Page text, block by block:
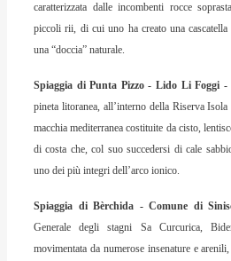
caratterizzata dalle incombenti rocce
piccoli rii, di cui uno ha creato una cascatella
una “doccia” naturale.
Spiaggia di Punta Pizzo - Lido Li Foggi -
pineta litoranea, all’interno della Riserva
macchia mediterranea costituite da cisto,
di costa che, col suo succedersi di cale
uno dei più integri dell’arco ionico.
Spiaggia di Bèrchida - Comune di
Generale degli stagni Sa Curcurica,
movimentata da numerose insenature e